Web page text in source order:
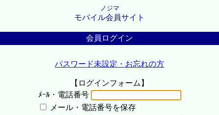
ノジマ
モバイル会員サイト
会員ログイン
パスワード未設定・お忘れの方
【ログインフォーム】
ﾒｰﾙ・電話番号
メール・電話番号を保存